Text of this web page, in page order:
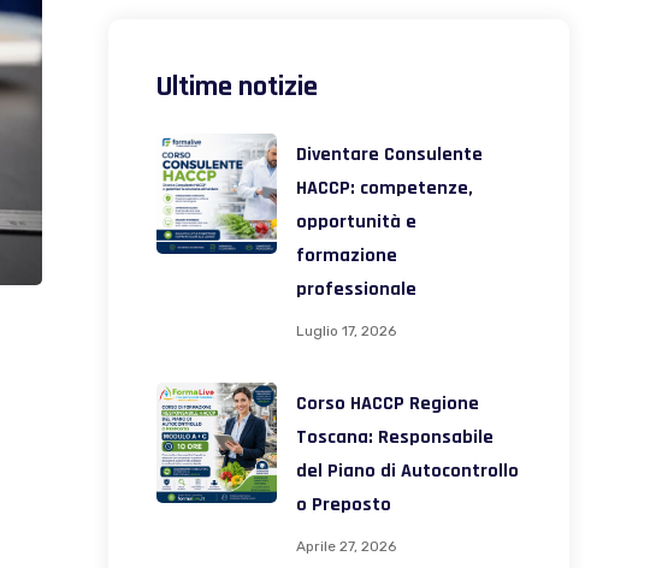
Ultime notizie
Diventare Consulente
HACCP: competenze,
opportunità e
formazione
professionale
Luglio 17, 2026
Corso HACCP Regione
Toscana: Responsabile
del Piano di Autocontrollo
o Preposto
Aprile 27, 2026